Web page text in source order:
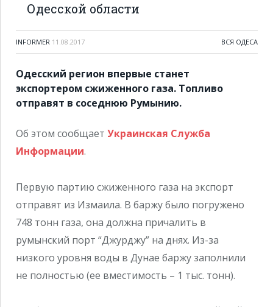
Одесской области
INFORMER 11.08.2017 ВСЯ ОДЕСА
Одесский регион впервые станет
экспортером сжиженного газа. Топливо
отправят в соседнюю Румынию.
Об этом сообщает Украинская Служба
Информации.
Первую партию сжиженного газа на экспорт
отправят из Измаила. В баржу было погружено
748 тонн газа, она должна причалить в
румынский порт “Джурджу” на днях. Из-за
низкого уровня воды в Дунае баржу заполнили
не полностью (ее вместимость – 1 тыс. тонн).